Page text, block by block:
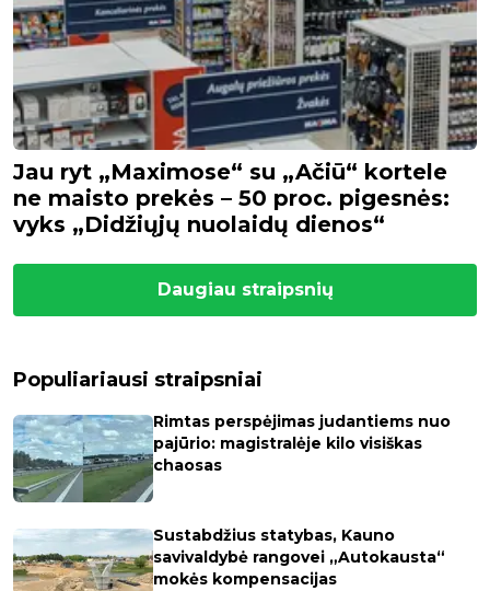
Jau ryt „Maximose“ su „Ačiū“ kortele
ne maisto prekės – 50 proc. pigesnės:
vyks „Didžiųjų nuolaidų dienos“
Daugiau straipsnių
Populiariausi straipsniai
Rimtas perspėjimas judantiems nuo
pajūrio: magistralėje kilo visiškas
chaosas
Sustabdžius statybas, Kauno
savivaldybė rangovei „Autokausta“
mokės kompensacijas